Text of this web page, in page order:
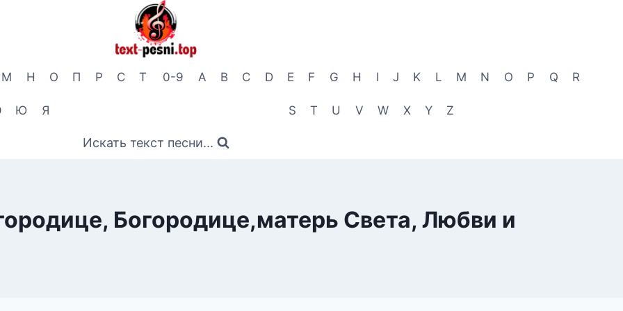
М Н О П Р С Т
Ю Я
0-9 A B C D E F G H I J K L M N O P Q R
S T U V W X Y Z
Искать текст песни...
Богородице,матерь Света, Любви и